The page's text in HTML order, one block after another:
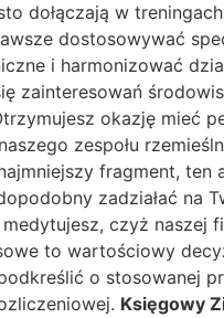
dołączają w
dostosowywać
i harmonizować
zainteresowań
okazję mieć
zespołu
fragment, ten
zadziałać na
czyż naszej
to wartościowy
o stosowanej
Księgowy